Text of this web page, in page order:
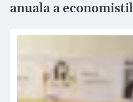
anuala a